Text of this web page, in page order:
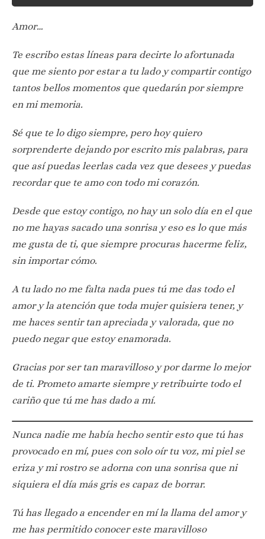
Amor…
Te escribo estas líneas para decirte lo afortunada
que me siento por estar a tu lado y compartir contigo
tantos bellos momentos que quedarán por siempre
en mi memoria.
Sé que te lo digo siempre, pero hoy quiero
sorprenderte dejando por escrito mis palabras, para
que así puedas leerlas cada vez que desees y puedas
recordar que te amo con todo mi corazón.
Desde que estoy contigo, no hay un solo día en el que
no me hayas sacado una sonrisa y eso es lo que más
me gusta de ti, que siempre procuras hacerme feliz,
sin importar cómo.
A tu lado no me falta nada pues tú me das todo el
amor y la atención que toda mujer quisiera tener, y
me haces sentir tan apreciada y valorada, que no
puedo negar que estoy enamorada.
Gracias por ser tan maravilloso y por darme lo mejor
de ti. Prometo amarte siempre y retribuirte todo el
cariño que tú me has dado a mí.
Nunca nadie me había hecho sentir esto que tú has
provocado en mí, pues con solo oír tu voz, mi piel se
eriza y mi rostro se adorna con una sonrisa que ni
siquiera el día más gris es capaz de borrar.
Tú has llegado a encender en mí la llama del amor y
me has permitido conocer este maravilloso